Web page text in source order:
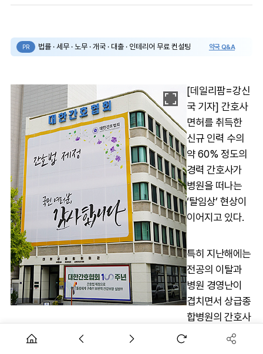
PR 법률 · 세무 · 노무 · 개국 · 대출 · 인테리어 무료 컨설팅 약국 Q&A
[데일리팜=강신
국 기자] 간호사
면허를 취득한
신규 인력 수의
약 60% 정도의
경력 간호사가
병원을 떠나는
‘탈임상’ 현상이
이어지고 있다.
특히 지난해에는
전공의 이탈과
병원 경영난이
겹치면서 상급종
합병원의 간호사
증가율이 전년 대비 30%대에 머무는 등 간호사들의 근무 여건